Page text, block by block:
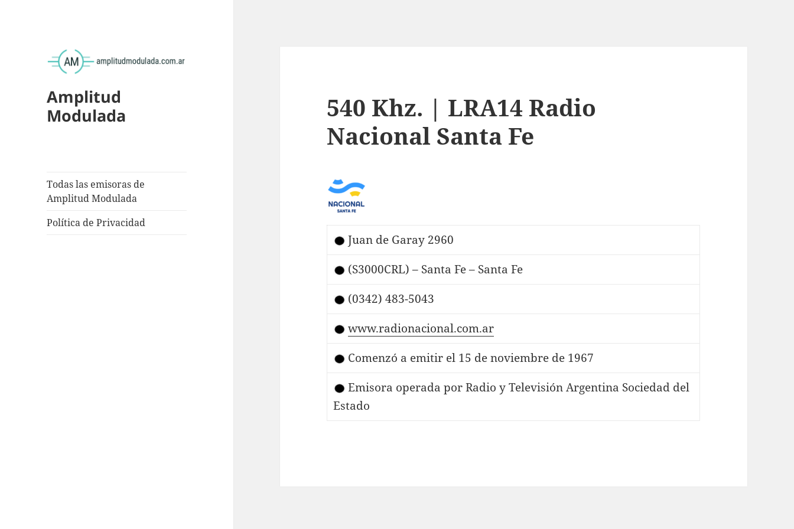
Amplitud
Modulada
Todas las emisoras de
Amplitud Modulada
Política de Privacidad
540 Khz. | LRA14 Radio
Nacional Santa Fe
Juan de Garay 2960
(S3000CRL) – Santa Fe – Santa Fe
(0342) 483-5043
www.radionacional.com.ar
Comenzó a emitir el 15 de noviembre de 1967
Emisora operada por Radio y Televisión Argentina Sociedad del
Estado